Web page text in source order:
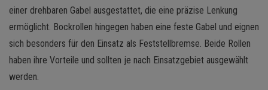
einer drehbaren Gabel ausgestattet, die eine präzise Lenkung
ermöglicht. Bockrollen hingegen haben eine feste Gabel und eignen
sich besonders für den Einsatz als Feststellbremse. Beide Rollen
haben ihre Vorteile und sollten je nach Einsatzgebiet ausgewählt
werden.